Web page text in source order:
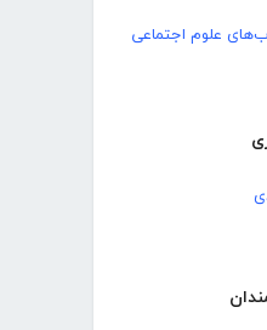
علوم اجتماعی